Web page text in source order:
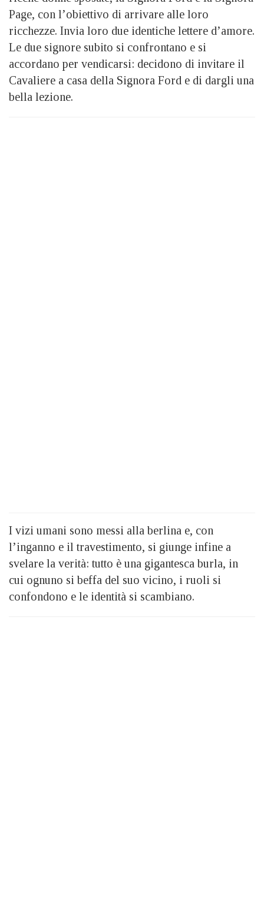
Page, con l’obiettivo di arrivare alle loro
ricchezze. Invia loro due identiche lettere d’amore.
Le due signore subito si confrontano e si
accordano per vendicarsi: decidono di invitare il
Cavaliere a casa della Signora Ford e di dargli una
bella lezione.
I vizi umani sono messi alla berlina e, con
l’inganno e il travestimento, si giunge infine a
svelare la verità: tutto è una gigantesca burla, in
cui ognuno si beffa del suo vicino, i ruoli si
confondono e le identità si scambiano.